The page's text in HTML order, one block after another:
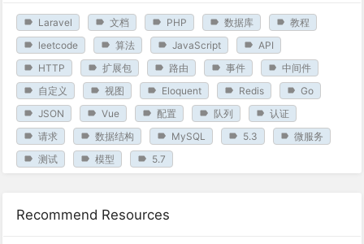
Laravel 文档 PHP 数据库
教程
leetcode
算法 JavaScript
API
HTTP
扩展包 路由 事件
中间件
自定义
视图 Eloquent Redis
Go
JSON
Vue 配置 队列
认证
请求
数据结构 MySQL 5.3
微服务
测试
模型 5.7
Recommend Resources